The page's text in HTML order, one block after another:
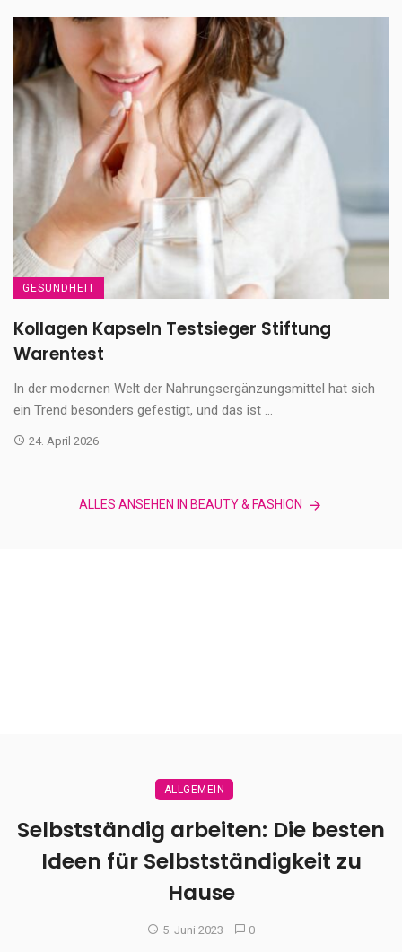
GESUNDHEIT
Kollagen Kapseln Testsieger Stiftung
Warentest
In der modernen Welt der Nahrungsergänzungsmittel hat sich
ein Trend besonders gefestigt, und das ist ...
24. April 2026
ALLES ANSEHEN IN BEAUTY & FASHION
ALLGEMEIN
Selbstständig arbeiten: Die besten
Ideen für Selbstständigkeit zu
Hause
5. Juni 2023 0